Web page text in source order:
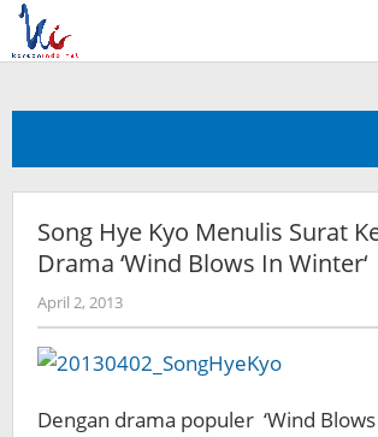
Skip
content
Song Hye Kyo Menulis Surat
Drama ‘Wind Blows In Winter‘
April 2, 2013by
Koreanindo
Dengan drama populer ‘Wind